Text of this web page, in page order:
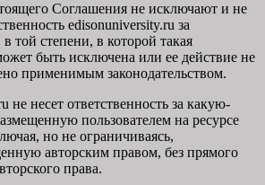
Соглашения не исключают и не
edisonuniversity.ru за
той степени, в которой такая
быть исключена или ее действие не
применимым законодательством.
не несет ответственность за какую-
пользователем на ресурсе
но не ограничиваясь,
авторским правом, без прямого
права.